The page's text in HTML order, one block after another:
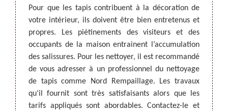
ARTISAN DEZITTER , REMPAILLAGE -
CANNAGE - RECOLLAGE, 59 NORD
faut
les
le
à qui
de
à
des
Pour que les tapis contribuent à la décoration de
votre intérieur, ils doivent être bien entretenus et
propres. Les piétinements des visiteurs et des
occupants de la maison entrainent l’accumulation
des salissures. Pour les nettoyer, il est recommandé
de vous adresser à un professionnel du nettoyage
de tapis comme Nord Rempaillage. Les travaux
qu’il fournit sont très satisfaisants alors que les
tarifs appliqués sont abordables. Contactez-le et
Un
de
à qui
web
en
êtes